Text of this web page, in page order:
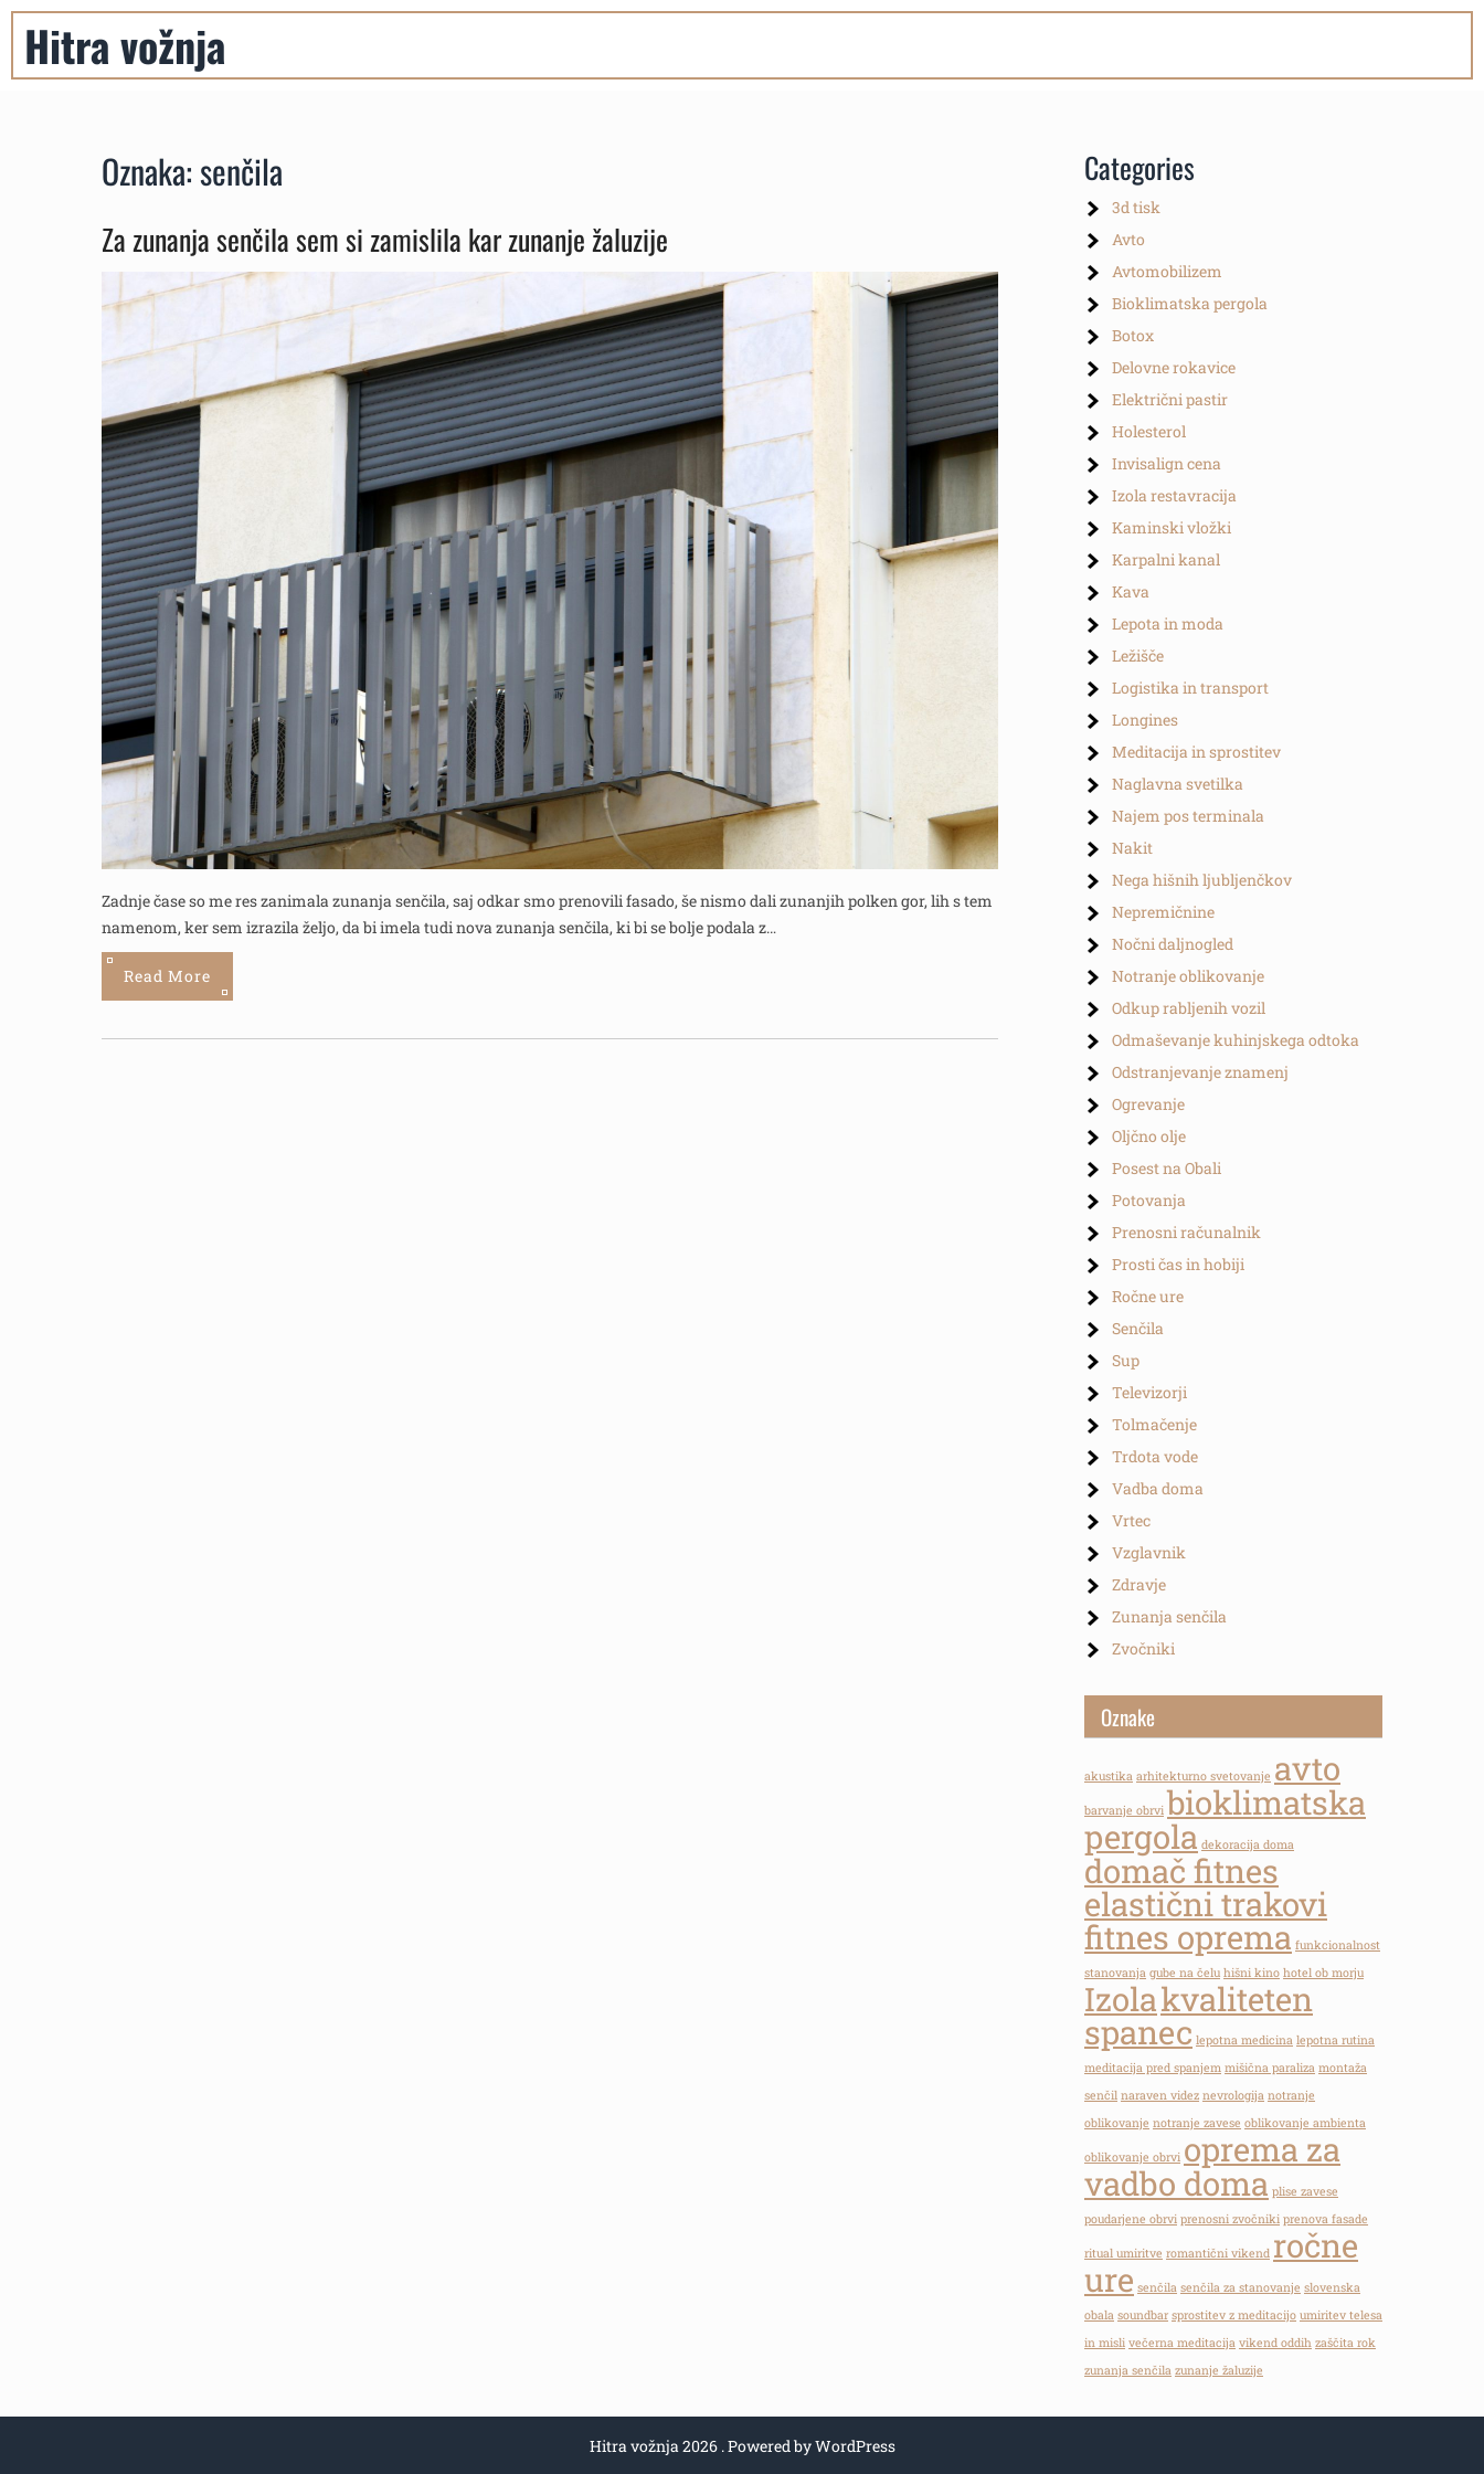
Skip
contentHitra vožnja
Oznaka:senčila
Za zunanja senčila sem si zamislila kar zunanje žaluzije
Zadnje čase so me res zanimala zunanja senčila, saj odkar smo prenovili fasado, še nismo dali zunanjih polken gor, lih s tem
namenom, ker sem izrazila željo, da bi imela tudi nova zunanja senčila, ki bi se bolje podala z…
Read More
Categories
3d tisk
Avto
Avtomobilizem
Bioklimatska pergola
Botox
Delovne rokavice
Električni pastir
Holesterol
Invisalign cena
Izola restavracija
Kaminski vložki
Karpalni kanal
Kava
Lepota in moda
Ležišče
Logistika in transport
Longines
Meditacija in sprostitev
Naglavna svetilka
Najem pos terminala
Nakit
Nega hišnih ljubljenčkov
Nepremičnine
Nočni daljnogled
Notranje oblikovanje
Odkup rabljenih vozil
Odmaševanje kuhinjskega odtoka
Odstranjevanje znamenj
Ogrevanje
Oljčno olje
Posest na Obali
Potovanja
Prenosni računalnik
Prosti čas in hobiji
Ročne ure
Senčila
Sup
Televizorji
Tolmačenje
Trdota vode
Vadba doma
Vrtec
Vzglavnik
Zdravje
Zunanja senčila
Zvočniki
Oznake
akustika arhitekturno svetovanje avto
barvanje obrvi bioklimatska
pergola dekoracija doma
domač fitnes
elastični trakovi
fitnes oprema funkcionalnost
stanovanja gube na čelu hišni kino hotel ob morju
Izolakvaliteten
spanec lepotna medicina lepotna rutina
meditacija pred spanjem mišična paraliza montaža
senčil naraven videz nevrologija notranje
oblikovanje notranje zavese oblikovanje ambienta
oblikovanje obrvi oprema za
vadbo doma plise zavese
poudarjene obrvi prenosni zvočniki prenova fasade
ritual umiritve romantični vikend ročne
ure senčila senčila za stanovanje slovenska
obala soundbar sprostitev z meditacijo umiritev telesa
in misli večerna meditacija vikend oddih zaščita rok
zunanja senčila zunanje žaluzije
Hitra vožnja 2026 . Powered by WordPress